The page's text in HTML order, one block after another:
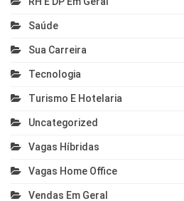
Saúde
Sua Carreira
Tecnologia
Turismo E Hotelaria
Uncategorized
Vagas Híbridas
Vagas Home Office
Vendas Em Geral